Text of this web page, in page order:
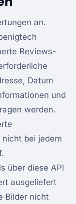
an.
Reviews-
Datum
und
werden.
bei jedem
über diese API
ausgeliefert
Bilder nicht